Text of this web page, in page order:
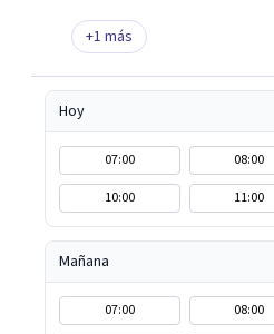
+1 más
Hoy
07:00 08:00
10:00
11:00
Mañana
07:00 08:00